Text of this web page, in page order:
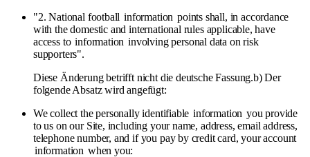
"2. National football information points shall, in accordance
with the domestic and international rules applicable, have
access to information involving personal data on risk
supporters".
Diese Änderung betrifft nicht die deutsche Fassung.b) Der
folgende Absatz wird angefügt:
We collect the personally identifiable information you provide
to us on our Site, including your name, address, email address,
telephone number, and if you pay by credit card, your account
information when you: